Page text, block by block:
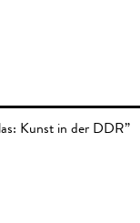
Kunst in der DDR”